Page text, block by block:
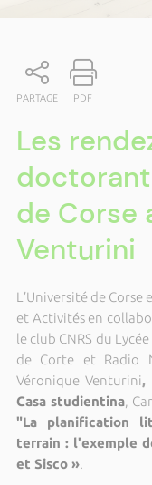
PARTAGE PDF
Les
de Corse
Venturini
L ’Université de Corse
et Activités en
le club CNRS du Lycée
de Corte et Radio
Véronique Venturini,
Casa studientina,
"La planification
terrain : l'exemple
et Sisco ».